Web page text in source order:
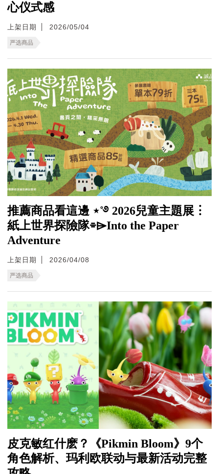
心仪式感
上架日期 2026/05/04
严选商品
推薦商品看這邊 ⋆˚࿔ 2026兒童主題展︙
紙上世界探險隊⌯⌲Into the Paper
Adventure
上架日期 2026/04/08
严选商品
皮克敏红什麽？《Pikmin Bloom》9个
角色解析、玛利欧联动与最新活动完整